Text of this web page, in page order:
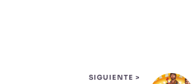
SIGUIENTE >